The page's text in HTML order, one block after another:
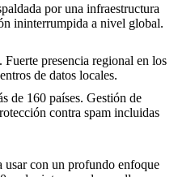
por una infraestructura
ininterrumpida a nivel global.
Fuerte presencia regional en los
de datos locales.
de 160 países. Gestión de
contra spam incluidas
usar con un profundo enfoque